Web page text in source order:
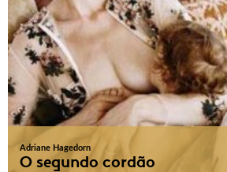
Adriane Hagedorn
O segundo cordão